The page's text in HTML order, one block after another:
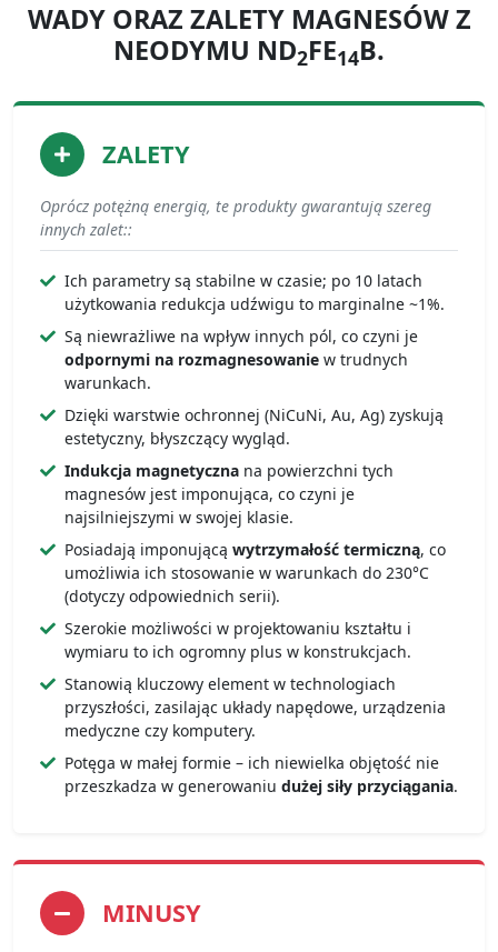
WADY ORAZ ZALETY MAGNESÓW Z
NEODYMU ND2FE14B.
ZALETY
Oprócz potężną energią, te produkty gwarantują szereg
innych zalet::
Ich parametry są stabilne w czasie; po 10 latach
użytkowania redukcja udźwigu to marginalne ~1%.
Są niewrażliwe na wpływ innych pól, co czyni je
odpornymi na rozmagnesowanie w trudnych
warunkach.
Dzięki warstwie ochronnej (NiCuNi, Au, Ag) zyskują
estetyczny, błyszczący wygląd.
Indukcja magnetyczna na powierzchni tych
magnesów jest imponująca, co czyni je
najsilniejszymi w swojej klasie.
Posiadają imponującą wytrzymałość termiczną, co
umożliwia ich stosowanie w warunkach do 230°C
(dotyczy odpowiednich serii).
Szerokie możliwości w projektowaniu kształtu i
wymiaru to ich ogromny plus w konstrukcjach.
Stanowią kluczowy element w technologiach
przyszłości, zasilając układy napędowe, urządzenia
medyczne czy komputery.
Potęga w małej formie – ich niewielka objętość nie
przeszkadza w generowaniu dużej siły przyciągania.
MINUSY